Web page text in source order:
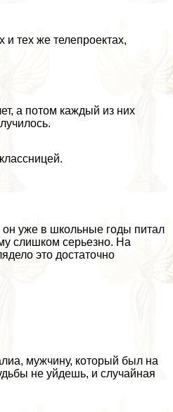
тех же телепроектах,
а потом каждый из них
он уже в школьные годы питал
слишком серьезно. На
это достаточно
мужчину, который был на
не уйдешь, и случайная